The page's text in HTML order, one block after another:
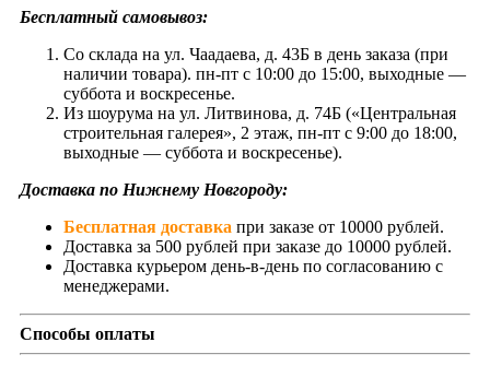
Бесплатный самовывоз:
Со склада на ул. Чаадаева, д. 43Б в день заказа (при
наличии товара). пн-пт с 10:00 до 15:00, выходные —
суббота и воскресенье.
Из шоурума на ул. Литвинова, д. 74Б («Центральная
строительная галерея», 2 этаж, пн-пт с 9:00 до 18:00,
выходные — суббота и воскресенье).
Доставка по Нижнему Новгороду:
Бесплатная доставка при заказе от 10000 рублей.
Доставка за 500 рублей при заказе до 10000 рублей.
Доставка курьером день-в-день по согласованию с
менеджерами.
Способы оплаты